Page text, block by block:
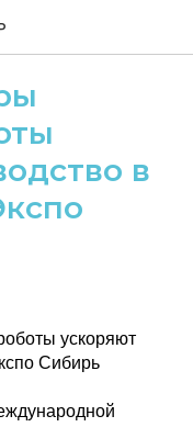
в
ускоряют
Сибирь